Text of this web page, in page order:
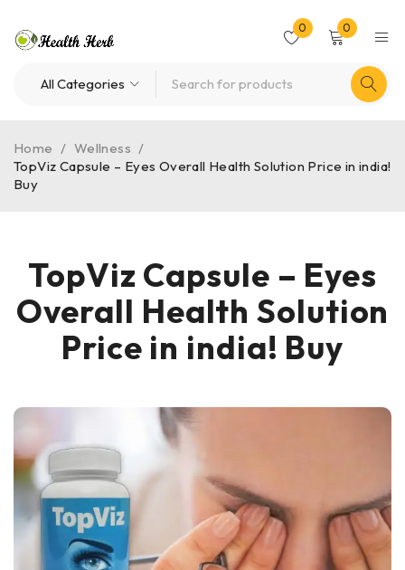
0 0
Home / Wellness /
TopViz Capsule – Eyes Overall Health Solution Price in india!
Buy
TopViz Capsule – Eyes
Overall Health Solution
Price in india! Buy